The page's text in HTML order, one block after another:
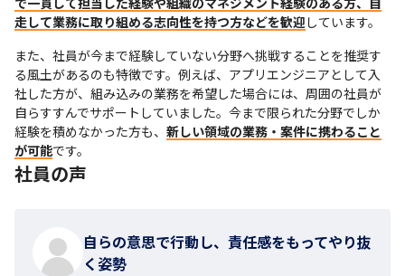
走して業務に取り組める志向性を持つ方などを歓迎 しています。
また、社員が今まで経験していない分野へ挑戦することを推奨す
る風土があるのも特徴です。例えば、アプリエンジニアとして入
社した方が、組み込みの業務を希望した場合には、周囲の社員が
自らすすんでサポートしていました。今まで限られた分野でしか
経験を積めなかった方も、 新しい領域の業務・案件に携わること
が可能です。
社員の声
自らの意思で行動し、責任感をもってやり抜
く姿勢